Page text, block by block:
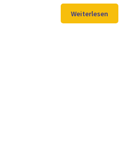
war:
129,98 €
ist:
97,99 €.
Weiterlesen